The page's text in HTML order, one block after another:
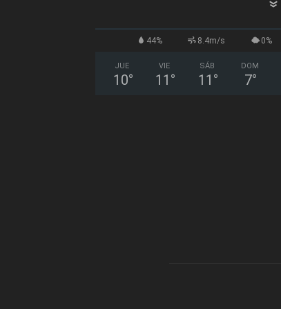
44% 8.4m/s 0%
JUE
10°
VIE
11 °
SÁB
11 °
DOM
7°